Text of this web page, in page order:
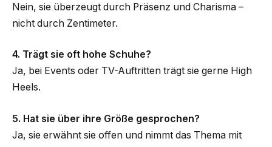
Nein, sie überzeugt durch Präsenz und Charisma –
nicht durch Zentimeter.
4. Trägt sie oft hohe Schuhe?
Ja, bei Events oder TV-Auftritten trägt sie gerne High
Heels.
5. Hat sie über ihre Größe gesprochen?
Ja, sie erwähnt sie offen und nimmt das Thema mit